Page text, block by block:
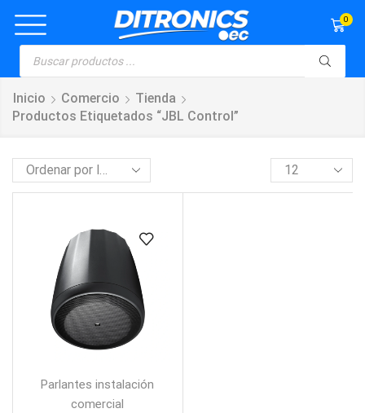
0
Inicio Comercio
Tienda
Productos Etiquetados “JBL Control”
Parlantes instalación
comercial